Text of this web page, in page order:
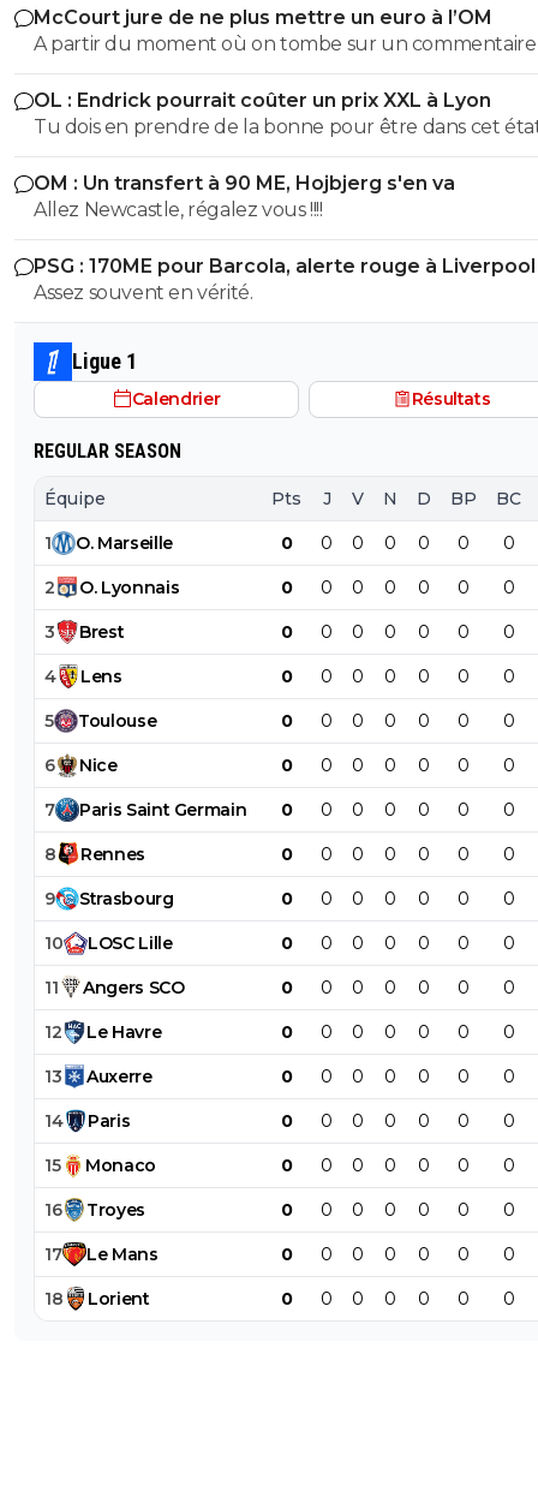
McCourt jure de ne plus mettre un euro à l’OM
A partir du moment où on tombe sur un
Raymonde on sait qu'on tombe sur un commentaire
teubé 😂🤣🤣 PS: ce crétin prétend qu'un commentaire avec
emoji est un commentaire de teubé? C'est marrant sur
Twitter/X Obama, Musk et tout un tas de prix Nobel
énormément les emojis... Encore des teubés c'est ça?
de Raymonde va, encore une fois bâchée 😂🤣🤣
OL : Endrick pourrait coûter un prix XXL à Lyon
Tu dois en prendre de la bonne pour être dans cet
OM : Un transfert à 90 ME, Hojbjerg s'en va
Allez Newcastle, régalez vous !!!!
PSG : 170ME pour Barcola, alerte rouge à Liverpool
Assez souvent en vérité.
Ligue 1
Calendrier Résultats
REGULAR SEASON
Équipe Pts J V N D BP BC
1 O. Marseille 0 0 0 0 0 0 0
2 O. Lyonnais 0 0 0 0 0 0 0
3 Brest 0 0 0 0 0 0 0
4 Lens 0 0 0 0 0 0 0
5 Toulouse 0 0 0 0 0 0 0
6 Nice 0 0 0 0 0 0 0
7 Paris Saint Germain 0 0 0 0 0 0 0
8 Rennes 0 0 0 0 0 0 0
9 Strasbourg 0 0 0 0 0 0 0
10 LOSC Lille 0 0 0 0 0 0 0
11 Angers SCO 0 0 0 0 0 0 0
12 Le Havre 0 0 0 0 0 0 0
13 Auxerre 0 0 0 0 0 0 0
14 Paris 0 0 0 0 0 0 0
15 Monaco 0 0 0 0 0 0 0
16 Troyes 0 0 0 0 0 0 0
17 Le Mans 0 0 0 0 0 0 0
18 Lorient 0 0 0 0 0 0 0